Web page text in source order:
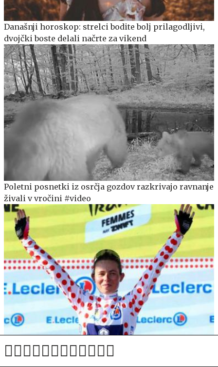
Današnji horoskop: strelci bodite bolj prilagodljivi,
dvojčki boste delali načrte za vikend
Poletni posnetki iz osrčja gozdov razkrivajo ravnanje
živali v vročini #video
"Že tri leta brez menstruacije." Nosilka pikčaste
majice razkrila visoko ceno vrhunskega kolesarstva.